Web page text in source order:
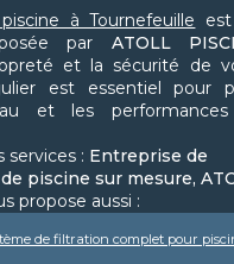
à Tournefeuille
par ATOLL
et la sécurité de
est essentiel pour
et les
services : Entreprise de
piscine sur mesure,
propose aussi :
de filtration complet pour